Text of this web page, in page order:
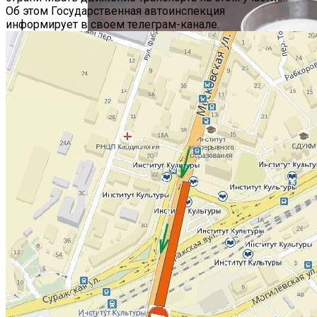
Как Грамотно Начать Карьеру
Молодым Специалистам
Hyundai Santa Fe: Мощное Сочетание
Традиций И Новаций При Расходе 6 Л
На «сотню»
Безлактозное Молоко — Обычное
Молоко Или Хорошая Альтернатива?
Об этом Государственная автоинспекция
информирует в своем телеграм-канале.